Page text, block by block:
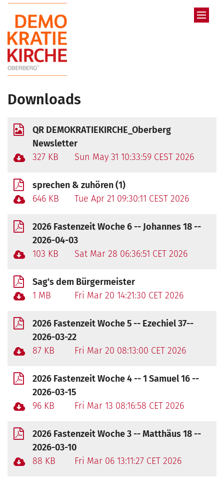
Zum Inhalt springen
Downloads
QR DEMOKRATIEKIRCHE_Oberberg
Newsletter
327 KB
Sun May 31 10:33:59 CEST 2026
sprechen & zuhören (1)
646 KB
Tue Apr 21 09:30:11 CEST 2026
2026 Fastenzeit Woche 6 -- Johannes 18 --
2026-04-03
103 KB
Sat Mar 28 06:36:51 CET 2026
Sag's dem Bürgermeister
1 MB
Fri Mar 20 14:21:30 CET 2026
2026 Fastenzeit Woche 5 -- Ezechiel 37--
2026-03-22
87 KB
Fri Mar 20 08:13:00 CET 2026
2026 Fastenzeit Woche 4 -- 1 Samuel 16 --
2026-03-15
96 KB
Fri Mar 13 08:16:58 CET 2026
2026 Fastenzeit Woche 3 -- Matthäus 18 --
2026-03-10
88 KB
Fri Mar 06 13:11:27 CET 2026